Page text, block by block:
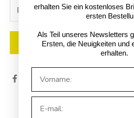
Abonnieren
erhalten Sie ein kostenloses
ersten
Als Teil unseres Newsletters
Ersten, die Neuigkeiten und
erhalten.